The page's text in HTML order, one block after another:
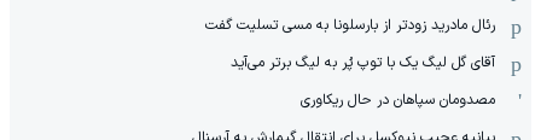
رئال مادرید زودتر از بارسلونا به مسی تسلیت گفت
آقای گل لیگ یک با توپ پُر به لیگ برتر می‌آید
مصدومان سپاهان در حال ریکاوری